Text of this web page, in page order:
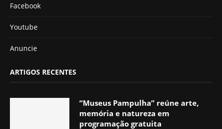
Facebook
Youtube
Anuncie
ARTIGOS RECENTES
“Museus Pampulha” reúne arte,
memória e natureza em
programação gratuita